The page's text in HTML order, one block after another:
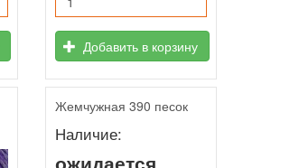
Добавить в корзину
Жемчужная 390 песок
Наличие:
ожидается